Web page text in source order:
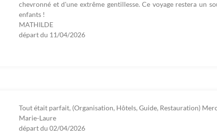
chevronné et d'une extrême gentillesse. Ce voyage restera un
enfants !
MATHILDE
départ du 11/04/2026
Tout était parfait, (Organisation, Hôtels, Guide, Restauration)
Marie-Laure
départ du 02/04/2026